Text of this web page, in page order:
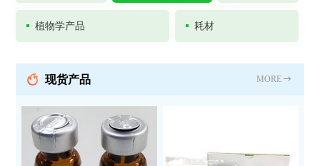
植物学产品 耗材
现货产品 MORE